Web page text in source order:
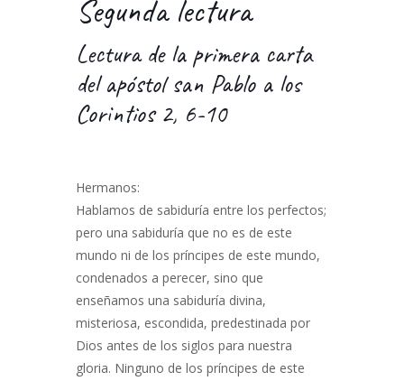
Segunda lectura
Lectura de la primera carta
del apóstol san Pablo a los
Corintios 2, 6-10
Hermanos:
Hablamos de sabiduría entre los perfectos;
pero una sabiduría que no es de este
mundo ni de los príncipes de este mundo,
condenados a perecer, sino que
enseñamos una sabiduría divina,
misteriosa, escondida, predestinada por
Dios antes de los siglos para nuestra
gloria. Ninguno de los príncipes de este